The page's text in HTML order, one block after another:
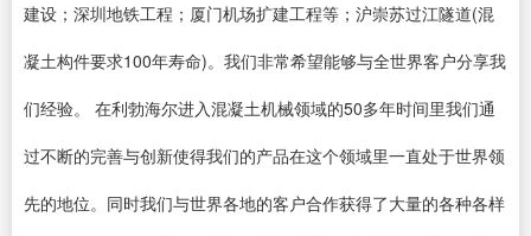
建设；深圳地铁工程；厦门机场扩建工程等；沪崇苏过江隧道(混
凝土构件要求100年寿命)。我们非常希望能够与全世界客户分享我
们经验。 在利勃海尔进入混凝土机械领域的50多年时间里我们通
过不断的完善与创新使得我们的产品在这个领域里一直处于世界领
先的地位。同时我们与世界各地的客户合作获得了大量的各种各样